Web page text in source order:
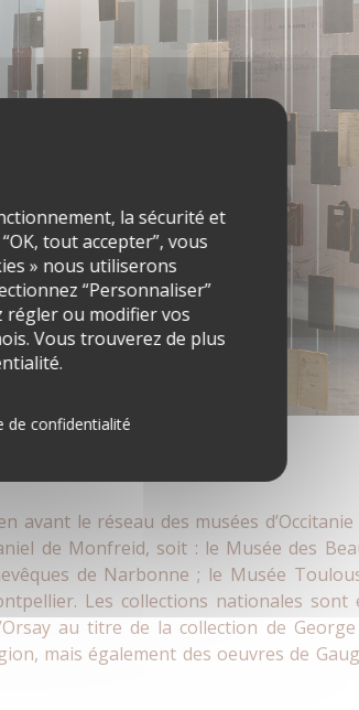
avant le réseau des musées
de Monfreid, soit : le Musée des
de Narbonne ; le Musée
Les collections nationales sont
au titre de la collection de
mais également des oeuvres de
la sécurité et
tout accepter”, vous
» nous utiliserons
“Personnaliser”
ou modifier vos
Vous trouverez de plus
de confidentialité